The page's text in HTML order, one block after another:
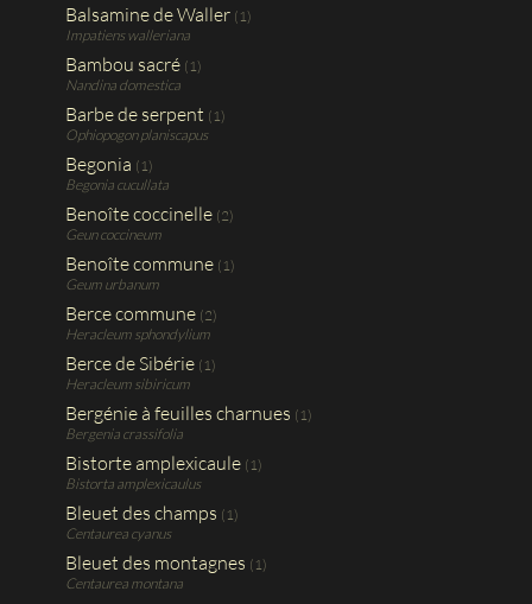
Balsamine de Waller (1)
Impatiens walleriana
Bambou sacré (1)
Nandina domestica
Barbe de serpent (1)
Ophiopogon planiscapus
Begonia (1)
Begonia cucullata
Benoîte coccinelle (2)
Geun coccineum
Benoîte commune (1)
Geum urbanum
Berce commune (2)
Heracleum sphondylium
Berce de Sibérie (1)
Heracleum sibiricum
Bergénie à feuilles charnues (1)
Bergenia crassifolia
Bistorte amplexicaule (1)
Bistorta amplexicaulus
Bleuet des champs (1)
Centaurea cyanus
Bleuet des montagnes (1)
Centaurea montana